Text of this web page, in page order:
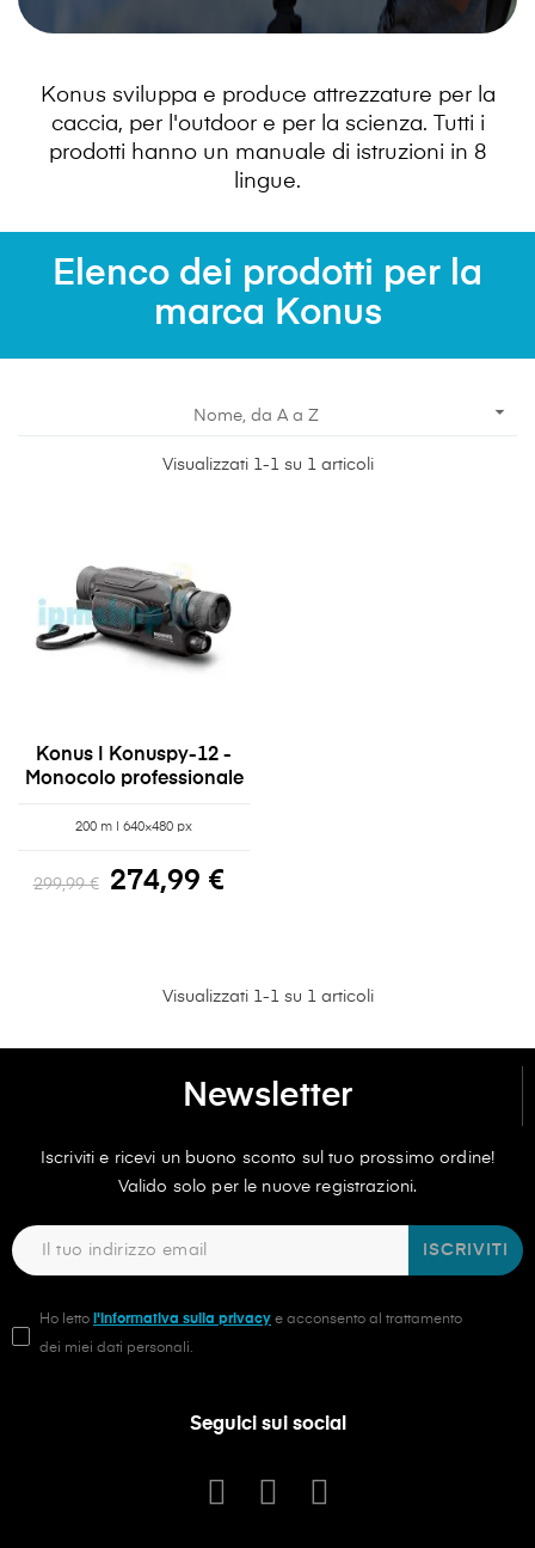
Konus sviluppa e produce attrezzature per la
caccia, per l'outdoor e per la scienza. Tutti i
prodotti hanno un manuale di istruzioni in 8
lingue.
Elenco dei prodotti per la
marca Konus
Nome, da A a Z 
Visualizzati 1-1 su 1 articoli
Konus | Konuspy-12 -
Monocolo professionale
200 m | 640×480 px
299,99 € 274,99 €
Visualizzati 1-1 su 1 articoli
Newsletter
Iscriviti e ricevi un buono sconto sul tuo prossimo ordine!
Valido solo per le nuove registrazioni.
ISCRIVITI
Ho letto l'informativa sulla privacy e acconsento al trattamento
dei miei dati personali.
Seguici sui social